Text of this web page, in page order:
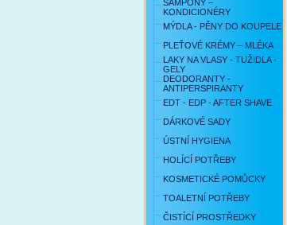
ŠAMPONY –
KONDICIONÉRY
MÝDLA - PĚNY DO KOUPELE
PLEŤOVÉ KRÉMY – MLÉKA
LAKY NA VLASY - TUŽIDLA -
GELY
DEODORANTY -
ANTIPERSPIRANTY
EDT - EDP - AFTER SHAVE
DÁRKOVÉ SADY
ÚSTNÍ HYGIENA
HOLÍCÍ POTŘEBY
KOSMETICKÉ POMŮCKY
TOALETNÍ POTŘEBY
ČISTÍCÍ PROSTŘEDKY